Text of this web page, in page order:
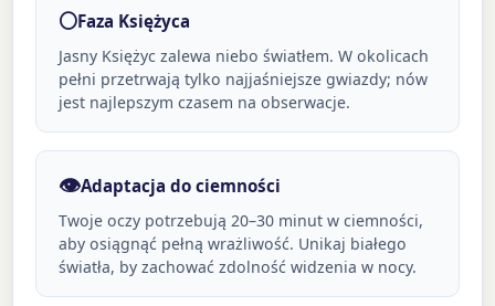
🌕Faza Księżyca
Jasny Księżyc zalewa niebo światłem. W okolicach
pełni przetrwają tylko najjaśniejsze gwiazdy; nów
jest najlepszym czasem na obserwacje.
👁️Adaptacja do ciemności
Twoje oczy potrzebują 20–30 minut w ciemności,
aby osiągnąć pełną wrażliwość. Unikaj białego
światła, by zachować zdolność widzenia w nocy.